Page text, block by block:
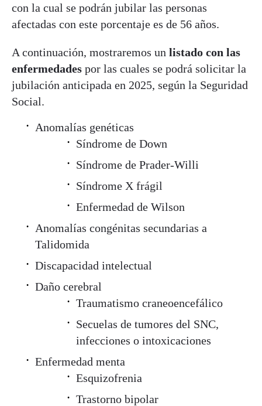
con la cual se podrán jubilar las personas
afectadas con este porcentaje es de 56 años.
A continuación, mostraremos un listado con las
enfermedades por las cuales se podrá solicitar la
jubilación anticipada en 2025, según la Seguridad
Social.
Anomalías genéticas
Síndrome de Down
Síndrome de Prader-Willi
Síndrome X frágil
Enfermedad de Wilson
Anomalías congénitas secundarias a
Talidomida
Discapacidad intelectual
Daño cerebral
Traumatismo craneoencefálico
Secuelas de tumores del SNC,
infecciones o intoxicaciones
Enfermedad menta
Esquizofrenia
Trastorno bipolar